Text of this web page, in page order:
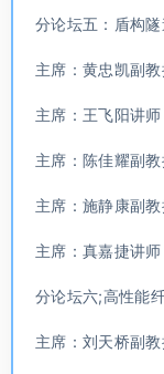
分论坛五：盾构
主席：黄忠凯副
主席：王飞阳讲
主席：陈佳耀副
主席：施静康副
主席：真嘉捷讲
分论坛六;高性能
主席：刘天桥副